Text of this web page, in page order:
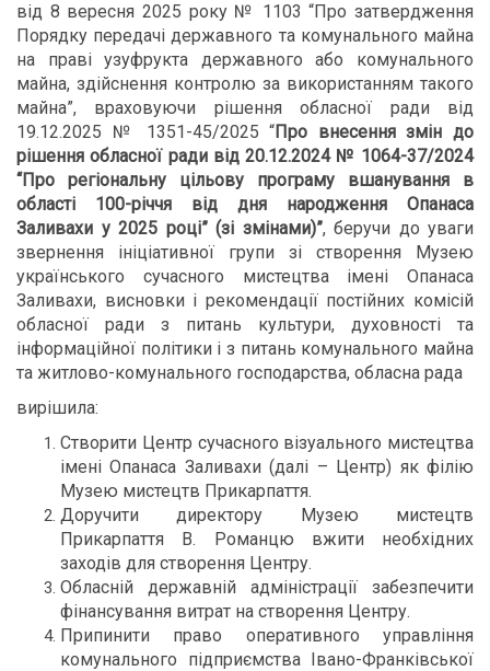
від 8 вересня 2025 року № 1103 “Про затвердження
Порядку передачі державного та комунального майна
на праві узуфрукта державного або комунального
майна, здійснення контролю за використанням такого
майна”, враховуючи рішення обласної ради від
19.12.2025 № 1351-45/2025 “Про внесення змін до
рішення обласної ради від 20.12.2024 № 1064-37/2024
“Про регіональну цільову програму вшанування в
області 100-річчя від дня народження Опанаса
Заливахи у 2025 році” (зі змінами)”, беручи до уваги
звернення ініціативної групи зі створення Музею
українського сучасного мистецтва імені Опанаса
Заливахи, висновки і рекомендації постійних комісій
обласної ради з питань культури, духовності та
інформаційної політики і з питань комунального майна
та житлово-комунального господарства, обласна рада
вирішила:
Створити Центр сучасного візуального мистецтва
імені Опанаса Заливахи (далі – Центр) як філію
Музею мистецтв Прикарпаття.
Доручити директору Музею мистецтв
Прикарпаття В. Романцю вжити необхідних
заходів для створення Центру.
Обласній державній адміністрації забезпечити
фінансування витрат на створення Центру.
Припинити право оперативного управління
комунального підприємства Івано-Франківської